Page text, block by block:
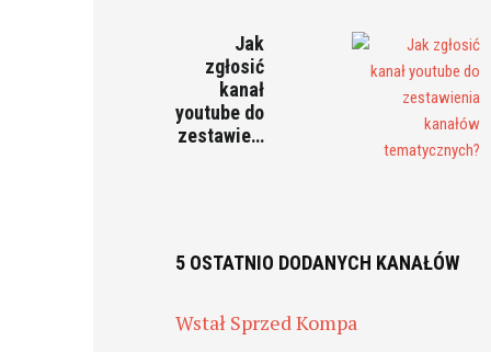
Jak
zgłosić
kanał
youtube do
zestawie…
5 OSTATNIO DODANYCH KANAŁÓW
Wstał Sprzed Kompa